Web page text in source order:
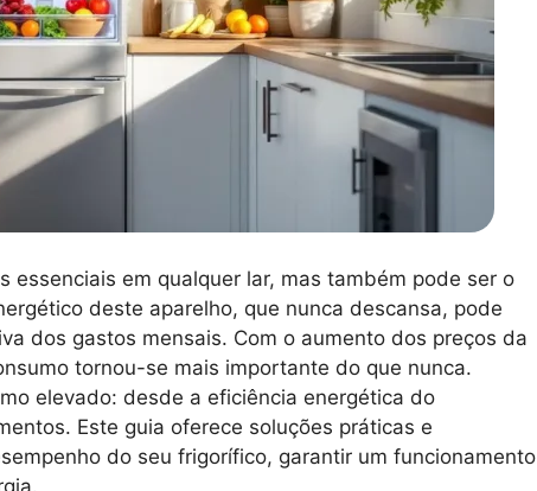
essenciais em qualquer lar, mas também pode ser o
deste aparelho, que nunca descansa, pode
dos gastos mensais. Com o aumento dos preços da
tornou-se mais importante do que nunca.
elevado: desde a eficiência energética do
Este guia oferece soluções práticas e
do seu frigorífico, garantir um funcionamento